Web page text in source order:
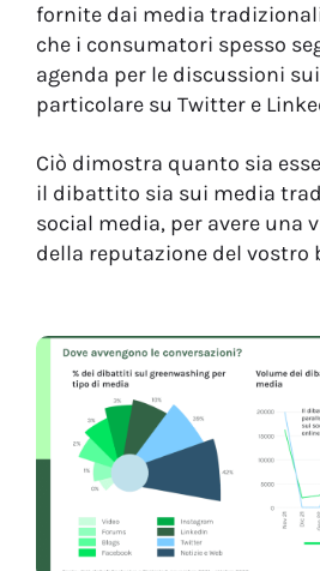
fornite dai media
che i consumatori spesso
agenda per le discussioni
particolare su Twitter e
Ciò dimostra quanto sia
il dibattito sia sui media
social media, per avere una
della reputazione del vostro